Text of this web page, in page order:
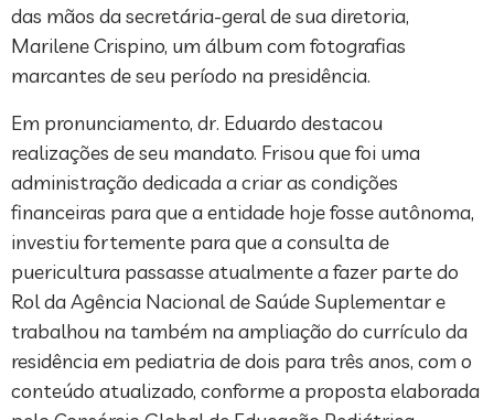
das mãos da secretária-geral de sua diretoria,
Marilene Crispino, um álbum com fotografias
marcantes de seu período na presidência.
Em pronunciamento, dr. Eduardo destacou
realizações de seu mandato. Frisou que foi uma
administração dedicada a criar as condições
financeiras para que a entidade hoje fosse autônoma,
investiu fortemente para que a consulta de
puericultura passasse atualmente a fazer parte do
Rol da Agência Nacional de Saúde Suplementar e
trabalhou na também na ampliação do currículo da
residência em pediatria de dois para três anos, com o
conteúdo atualizado, conforme a proposta elaborada